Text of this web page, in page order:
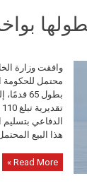
وافقت وزارة
بطول
الدفاعي
هذا البيع
Read More »